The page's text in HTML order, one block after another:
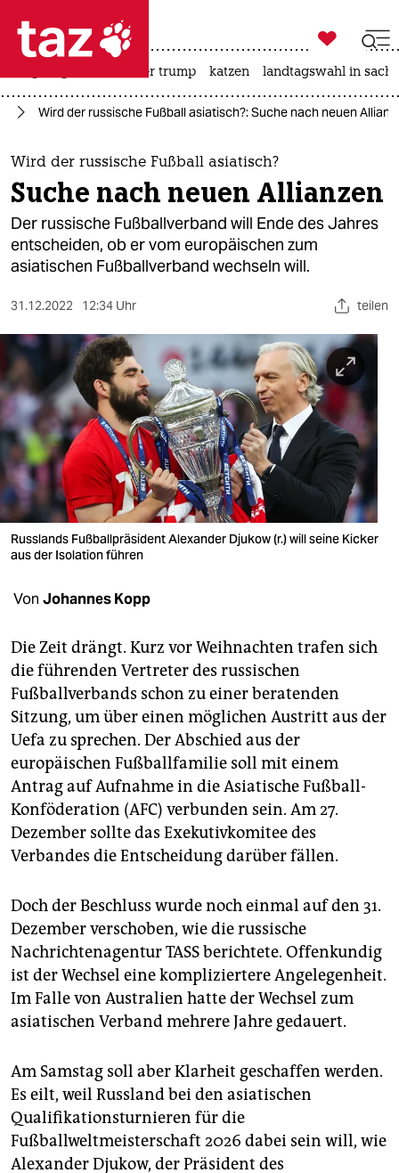
 taz zahl ich
taz zahl ich
themen
politik
öko
sport
berlin
nord
wahrheit
verlag
verlag
veranstaltungen
fragen & hilfe
unterstützen
abo
genossenschaft
epaper login

taz zahl ich
usa unter trump katzen landtagswahl in
Wird der russische Fußball asiatisch?: Suche nach neuen
Wird der russische Fußball asiatisch?
Suche nach neuen Allianzen
Der russische Fußballverband will Ende des Jahres
entscheiden, ob er vom europäischen zum
asiatischen Fußballverband wechseln will.
31.12.2022 12:34 Uhr teilen
Russlands Fußballpräsident Alexander Djukow (r.) will seine Kicker
aus der Isolation führen
Von Johannes Kopp
Die Zeit drängt. Kurz vor Weihnachten trafen sich
die führenden Vertreter des russischen
Fußballverbands schon zu einer beratenden
Sitzung, um über einen möglichen Austritt aus der
Uefa zu sprechen. Der Abschied aus der
europäischen Fußballfamilie soll mit einem
Antrag auf Aufnahme in die Asiatische Fußball-
Konföderation (AFC) verbunden sein. Am 27.
Dezember sollte das Exekutivkomitee des
Verbandes die Entscheidung darüber fällen.
Doch der Beschluss wurde noch einmal auf den 31.
Dezember verschoben, wie die russische
Nachrichtenagentur TASS berichtete. Offenkundig
ist der Wechsel eine kompliziertere Angelegenheit.
Im Falle von Australien hatte der Wechsel zum
asiatischen Verband mehrere Jahre gedauert.
Am Samstag soll aber Klarheit geschaffen werden.
Es eilt, weil Russland bei den asiatischen
Qualifikationsturnieren für die
Fußballweltmeisterschaft 2026 dabei sein will, wie
Alexander Djukow, der Präsident des